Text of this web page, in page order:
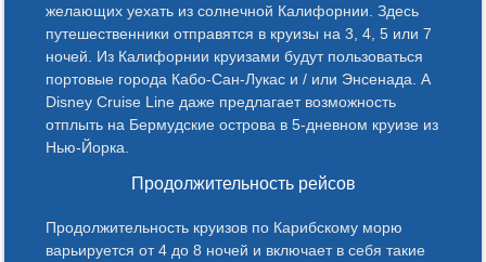
желающих уехать из солнечной Калифорнии. Здесь
путешественники отправятся в круизы на 3, 4, 5 или 7
ночей. Из Калифорнии круизами будут пользоваться
портовые города Кабо-Сан-Лукас и / или Энсенада. А
Disney Cruise Line даже предлагает возможность
отплыть на Бермудские острова в 5-дневном круизе из
Нью-Йорка.
Продолжительность рейсов
Продолжительность круизов по Карибскому морю
варьируется от 4 до 8 ночей и включает в себя такие